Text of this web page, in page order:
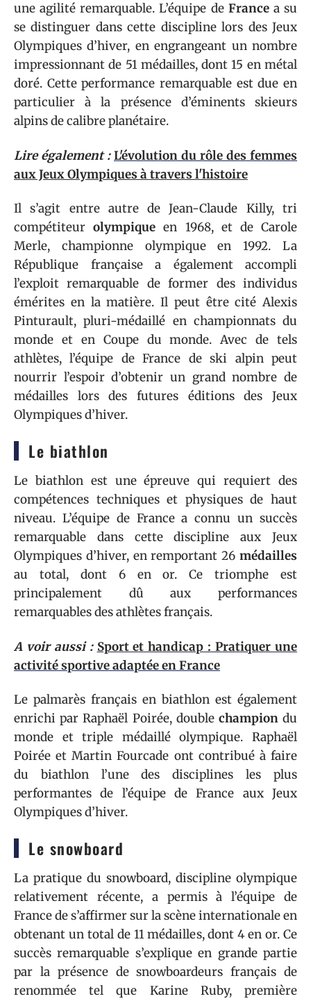
une agilité remarquable. L’équipe de Francea su
se distinguer dans cette discipline lors des Jeux
Olympiques d’hiver, en engrangeant un nombre
impressionnant de 51 médailles, dont 15 en métal
doré. Cette performance remarquable est due en
particulier à la présence d’éminents skieurs
alpins de calibre planétaire.
Lire également : L'évolution du rôle des femmes
aux Jeux Olympiques à travers l'histoire
Il s’agit entre autre de Jean-Claude Killy, tri
compétiteurolympique en 1968, et de Carole
Merle, championne olympique en 1992. La
République française a également accompli
l’exploit remarquable de former des individus
émérites en la matière. Il peut être cité Alexis
Pinturault, pluri-médaillé en championnats du
monde et en Coupe du monde. Avec de tels
athlètes, l’équipe de France de ski alpin peut
nourrir l’espoir d’obtenir un grand nombre de
médailles lors des futures éditions des Jeux
Olympiques d’hiver.
Le biathlon
Le biathlon est une épreuve qui requiert des
compétences techniques et physiques de haut
niveau. L’équipe de France a connu un succès
remarquable dans cette discipline aux Jeux
Olympiques d’hiver, en remportant 26 médailles
au total, dont 6 en or. Ce triomphe est
principalement dû aux performances
remarquables des athlètes français.
A voir aussi : Sport et handicap : Pratiquer une
activité sportive adaptée en France
Le palmarès français en biathlon est également
enrichi par Raphaël Poirée, double championdu
monde et triple médaillé olympique. Raphaël
Poirée et Martin Fourcade ont contribué à faire
du biathlon l’une des disciplines les plus
performantes de l’équipe de France aux Jeux
Olympiques d’hiver.
Le snowboard
La pratique du snowboard, discipline olympique
relativement récente, a permis à l’équipe de
France de s’affirmer sur la scène internationale en
obtenant un total de 11 médailles, dont 4 en or. Ce
succès remarquable s’explique en grande partie
par la présence de snowboardeurs français de
renommée tel que Karine Ruby, première